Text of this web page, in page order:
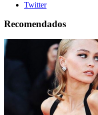
Twitter
Recomendados